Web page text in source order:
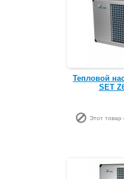
Тепловой
SET
Этот товар